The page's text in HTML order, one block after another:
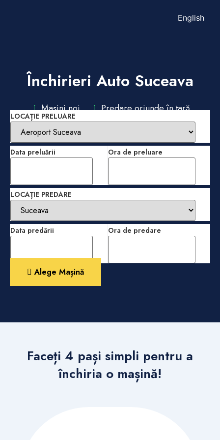
English
Închirieri Auto Suceava
Mașini noi Predare oriunde în țară
LOCAȚIE PRELUARE
Data preluării Ora de preluare
LOCAȚIE PREDARE
Data predării Ora de predare
Alege Mașină
Faceți 4 pași simpli pentru a
închiria o mașină!